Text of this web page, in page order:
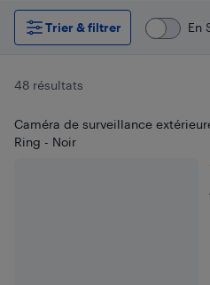
Passer aux résultats
Trier & filtrer
En
48 résultats
Caméra de surveillance
Ring - Noir